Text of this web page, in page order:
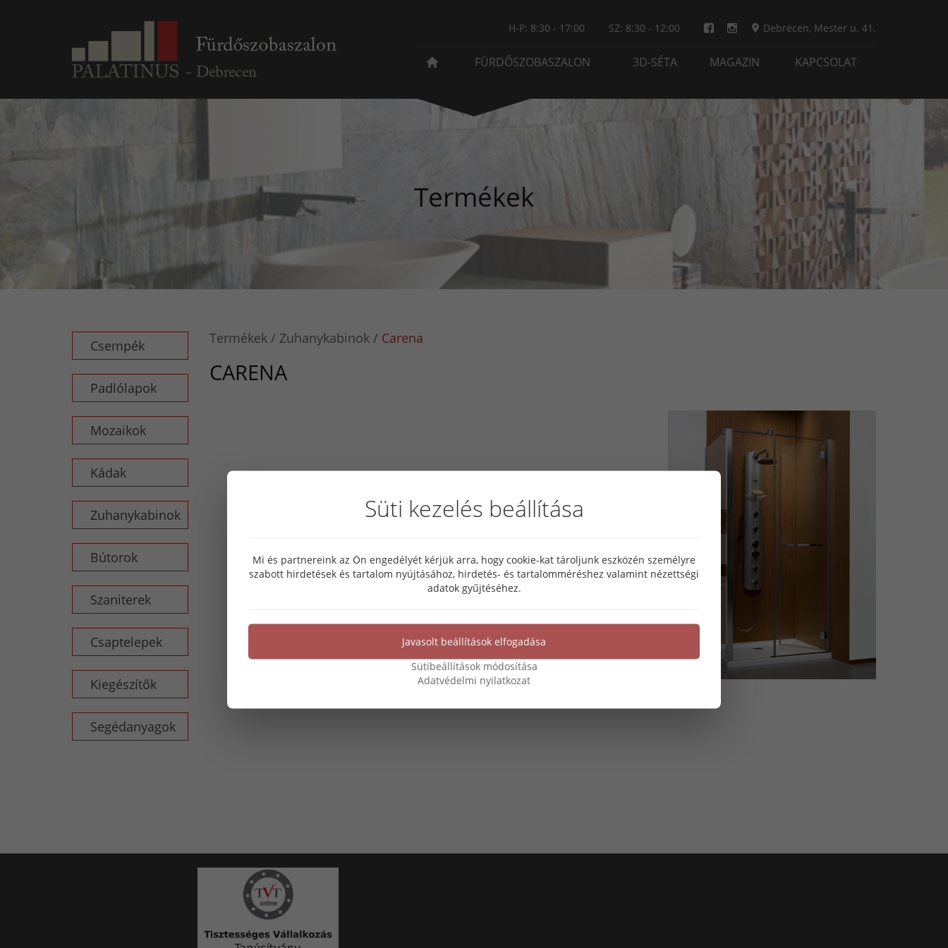
H-P: 8:30 - 17:00 SZ: 8:30 - 12:00 Debrecen, Mester u. 41.
FÜRDŐSZOBASZALON 3D-SÉTA MAGAZIN KAPCSOLAT
Termékek
Csempék
Padlólapok
Mozaikok
Kádak
Zuhanykabinok
Bútorok
Szaniterek
Csaptelepek
Kiegészítők
Segédanyagok
Termékek Zuhanykabinok Carena
CARENA
Süti kezelés beállítása
Mi és partnereink az Ön engedélyét kérjük arra, hogy cookie-kat tároljunk eszközén személyre
szabott hirdetések és tartalom nyújtásához, hirdetés- és tartalomméréshez valamint nézettségi
adatok gyűjtéséhez.
Javasolt beállítások elfogadása
Sütibeállítások módosítása
Adatvédelmi nyilatkozat